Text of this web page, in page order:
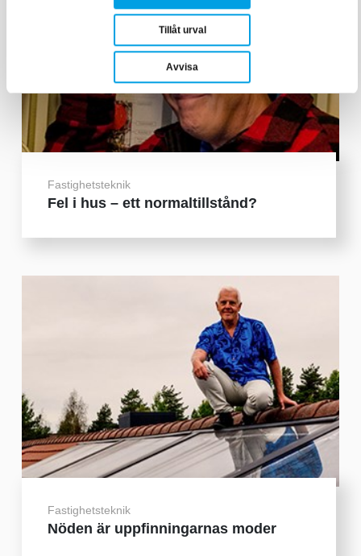
Tillåt urval
Avvisa
Fastighetsteknik
Fel i hus – ett normaltillstånd?
Fastighetsteknik
Nöden är uppfinningarnas moder